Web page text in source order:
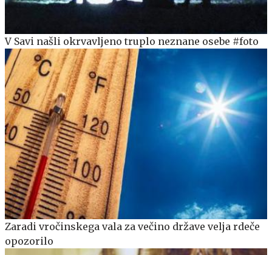
V Savi našli okrvavljeno truplo neznane osebe #foto
Zaradi vročinskega vala za večino države velja rdeče
opozorilo